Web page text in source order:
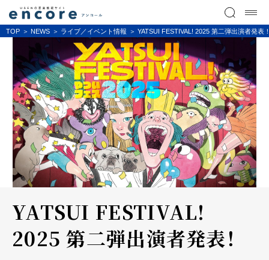
TOP NEWS ライブ／イベント情報 YATSUI FESTIVAL! 2025 第二弾出演者発表
YATSUI FESTIVAL!
2025 第二弾出演者発表！